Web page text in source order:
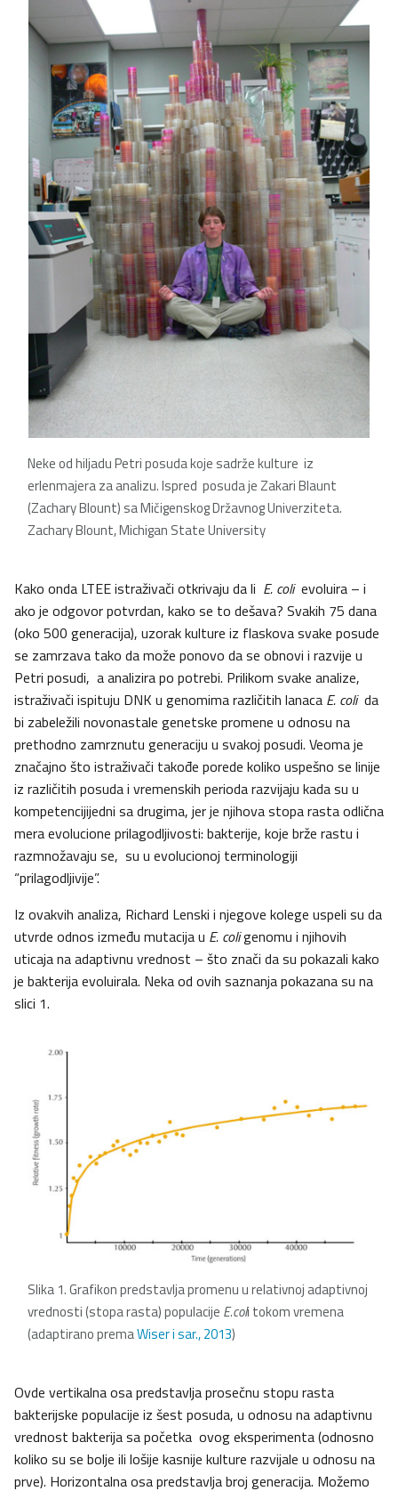
Neke od hiljadu Petri posuda koje sadrže kulture iz
erlenmajera za analizu. Ispred posuda je Zakari Blaunt
(Zachary Blount) sa Mičigenskog Državnog Univerziteta.
Zachary Blount, Michigan State University
Kako onda LTEE istraživači otkrivaju da li E. coli evoluira – i
ako je odgovor potvrdan, kako se to dešava? Svakih 75 dana
(oko 500 generacija), uzorak kulture iz flaskova svake posude
se zamrzava tako da može ponovo da se obnovi i razvije u
Petri posudi, a analizira po potrebi. Prilikom svake analize,
istraživači ispituju DNK u genomima različitih lanaca E. coli da
bi zabeležili novonastale genetske promene u odnosu na
prethodno zamrznutu generaciju u svakoj posudi. Veoma je
značajno što istraživači takođe porede koliko uspešno se linije
iz različitih posuda i vremenskih perioda razvijaju kada su u
kompetencijijedni sa drugima, jer je njihova stopa rasta odlična
mera evolucione prilagodljivosti: bakterije, koje brže rastu i
razmnožavaju se, su u evolucionoj terminologiji
“prilagodljivije”.
Iz ovakvih analiza, Richard Lenski i njegove kolege uspeli su da
utvrde odnos između mutacija u E. coligenomu i njihovih
uticaja na adaptivnu vrednost – što znači da su pokazali kako
je bakterija evoluirala. Neka od ovih saznanja pokazana su na
slici 1.
Slika 1. Grafikon predstavlja promenu u relativnoj adaptivnoj
vrednosti (stopa rasta) populacije E.coli tokom vremena
(adaptirano premaWiser i sar., 2013)
Ovde vertikalna osa predstavlja prosečnu stopu rasta
bakterijske populacije iz šest posuda, u odnosu na adaptivnu
vrednost bakterija sa početka ovog eksperimenta (odnosno
koliko su se bolje ili lošije kasnije kulture razvijale u odnosu na
prve). Horizontalna osa predstavlja broj generacija. Možemo